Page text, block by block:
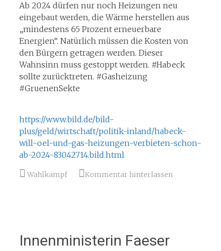
Ab 2024 dürfen nur noch Heizungen neu
eingebaut werden, die Wärme herstellen aus
„mindestens 65 Prozent erneuerbare
Energien“. Natürlich müssen die Kosten von
den Bürgern getragen werden. Dieser
Wahnsinn muss gestoppt werden. #Habeck
sollte zurücktreten. #Gasheizung
#GruenenSekte
https://www.bild.de/bild-
plus/geld/wirtschaft/politik-inland/habeck-
will-oel-und-gas-heizungen-verbieten-schon-
ab-2024-83042714.bild.html
Wahlkampf Kommentar hinterlassen
Innenministerin Faeser